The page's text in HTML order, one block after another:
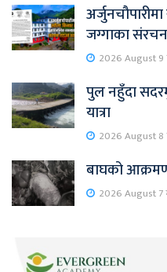
जग्गाका
2026 August 9
पुल नहुँदा
यात्रा
2026 August 8
बाघको
2026 August 7